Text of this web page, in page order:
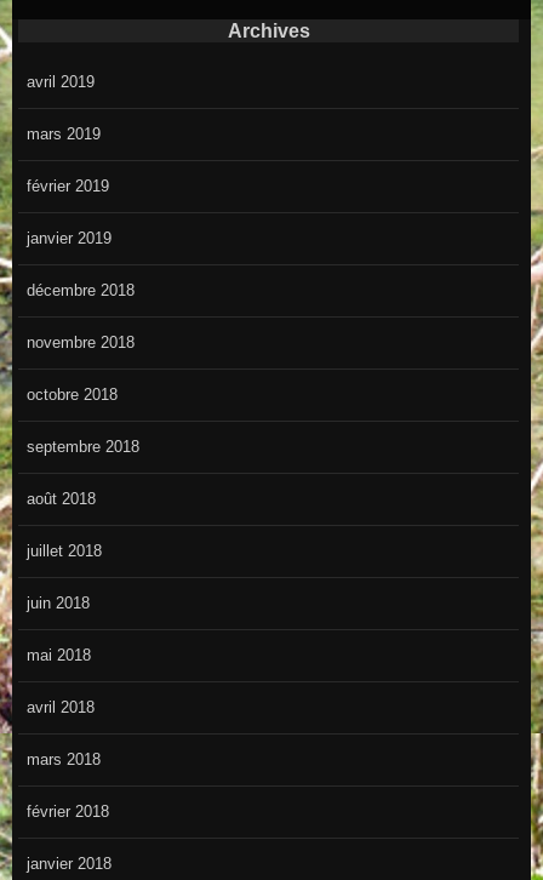
Archives
avril 2019
mars 2019
février 2019
janvier 2019
décembre 2018
novembre 2018
octobre 2018
septembre 2018
août 2018
juillet 2018
juin 2018
mai 2018
avril 2018
mars 2018
février 2018
janvier 2018